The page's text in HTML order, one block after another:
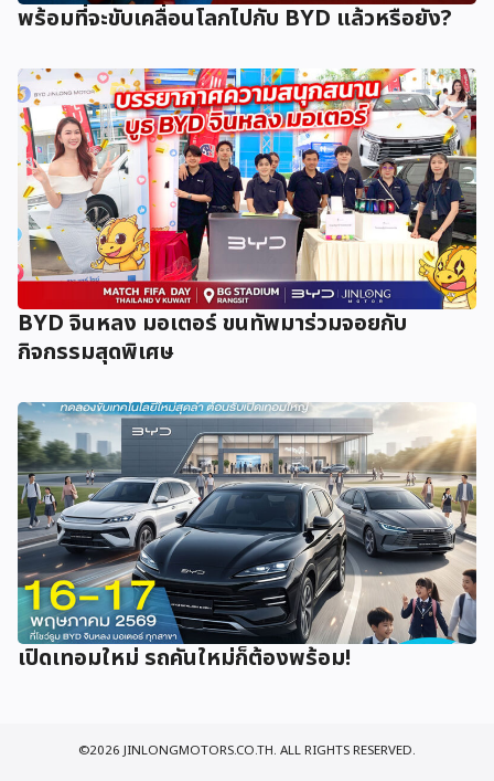
พร้อมที่จะขับเคลื่อนโลกไปกับ BYD แล้วหรือยัง?
BYD จินหลง มอเตอร์ ขนทัพมาร่วมจอยกับ
กิจกรรมสุดพิเศษ
เปิดเทอมใหม่ รถคันใหม่ก็ต้องพร้อม!
©2026 JINLONGMOTORS.CO.TH. ALL RIGHTS RESERVED.